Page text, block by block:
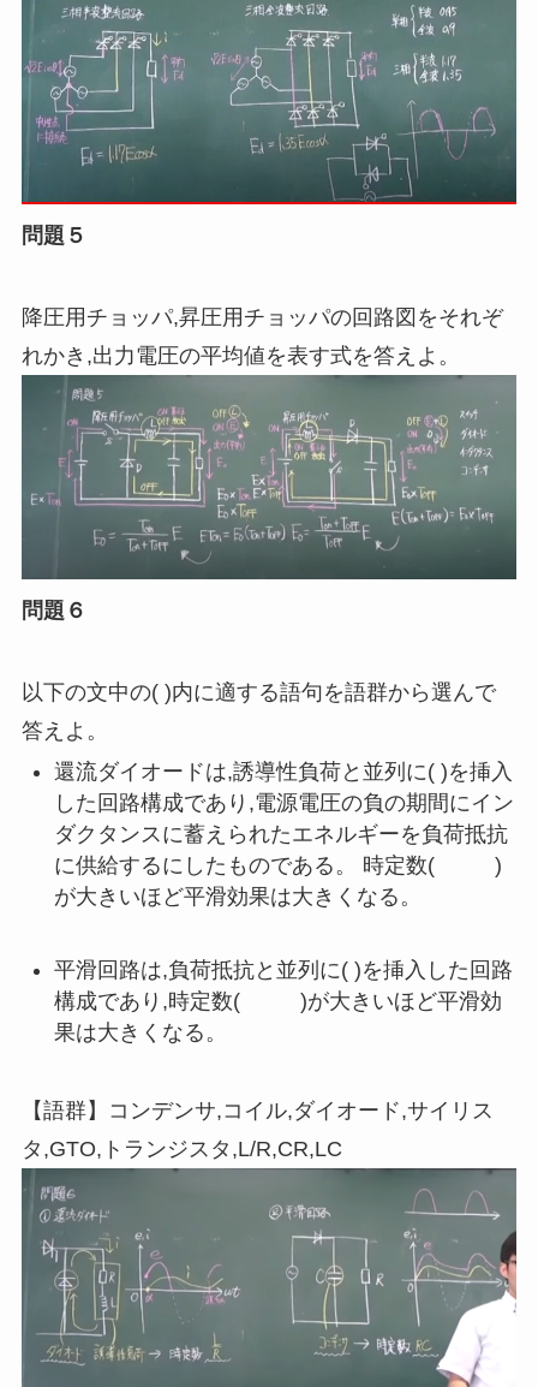
問題５
降圧用チョッパ,昇圧用チョッパの回路図をそれぞ
れかき,出力電圧の平均値を表す式を答えよ。
問題６
以下の文中の( )内に適する語句を語群から選んで
答えよ。
還流ダイオードは,誘導性負荷と並列に( )を挿入
した回路構成であり,電源電圧の負の期間にイン
ダクタンスに蓄えられたエネルギーを負荷抵抗
に供給するにしたものである。 時定数( )
が大きいほど平滑効果は大きくなる。
平滑回路は,負荷抵抗と並列に( )を挿入した回路
構成であり,時定数( )が大きいほど平滑効
果は大きくなる。
【語群】コンデンサ,コイル,ダイオード,サイリス
タ,GTO,トランジスタ,L/R,CR,LC